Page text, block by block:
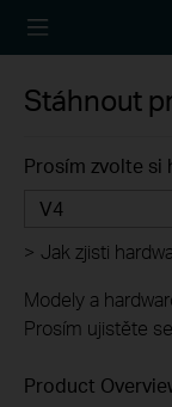
Stáhnout
Prosím zvolte si
V4
> Jak zjisti
Modely a
Prosím ujistěte
Product